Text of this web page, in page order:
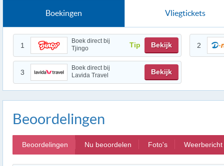
Boekingen Vliegtickets
1
Boek direct bij
Tjingo
Tip Bekijk 2
3
Boek direct bij
Lavida Travel
Bekijk
Beoordelingen
Beoordelingen Nu beoordelen Foto's Weerbericht